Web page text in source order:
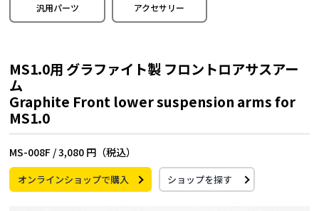
汎用パーツ アクセサリー
MS1.0用 グラファイト製 フロントロアサスアー
ム
Graphite Front lower suspension arms for
MS1.0
MS-008F /3,080 円（税込）
オンラインショップで購入 ショップを探す